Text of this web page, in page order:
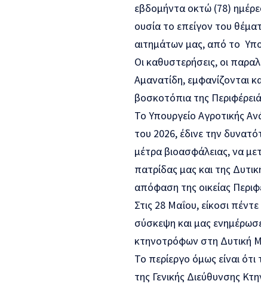
εβδομήντα οκτώ (78)
ουσία το επείγον του
αιτημάτων μας, από το
Οι καθυστερήσεις, οι
Αμανατίδη, εμφανίζονται
βοσκοτόπια της
Το Υπουργείο Αγροτικής
του 2026, έδινε την
μέτρα βιοασφάλειας, να
πατρίδας μας και της
απόφαση της οικείας
Στις 28 Μαΐου, είκοσι
σύσκεψη και μας
κτηνοτρόφων στη Δυτική
Το περίεργο όμως είναι
της Γενικής Διεύθυνσης